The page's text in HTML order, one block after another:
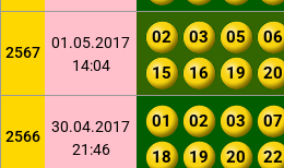
2567
01.05.2017
14:04
02 03 05 06
15
16 19 20
2566
30.04.2017
21:46
01 02 03 07
18
19 20 22